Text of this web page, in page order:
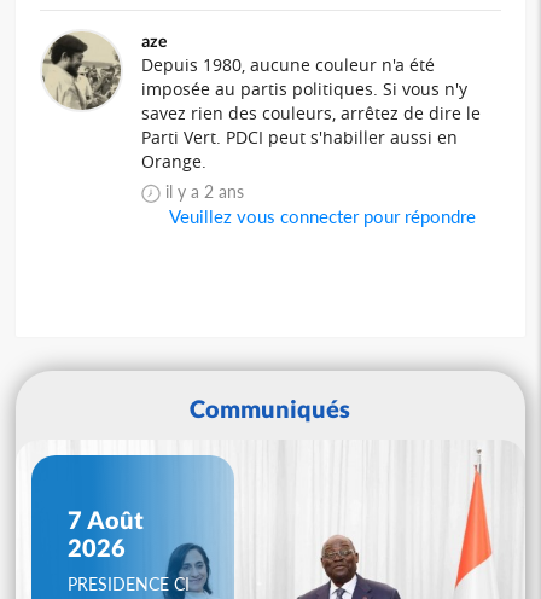
aze
Depuis 1980, aucune couleur n'a été
imposée au partis politiques. Si vous n'y
savez rien des couleurs, arrêtez de dire le
Parti Vert. PDCI peut s'habiller aussi en
Orange.
il y a 2 ans
Veuillez vous connecter pour répondre
Communiqués
7 Août
2026
PRESIDENCE CI